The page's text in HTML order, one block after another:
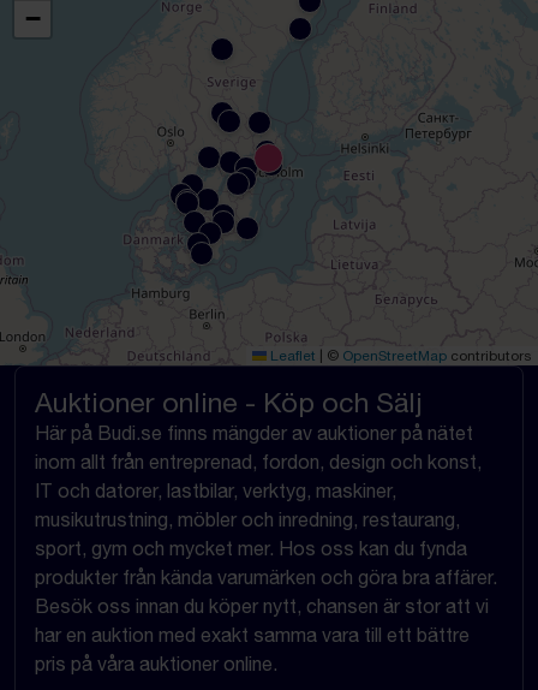
−
Leaflet © OpenStreetMap contributors
Auktioner online - Köp och Sälj
Här på Budi.se finns mängder av auktioner på nätet
inom allt från entreprenad, fordon, design och konst,
IT och datorer, lastbilar, verktyg, maskiner,
musikutrustning, möbler och inredning, restaurang,
sport, gym och mycket mer. Hos oss kan du fynda
produkter från kända varumärken och göra bra affärer.
Besök oss innan du köper nytt, chansen är stor att vi
har en auktion med exakt samma vara till ett bättre
pris på våra auktioner online.